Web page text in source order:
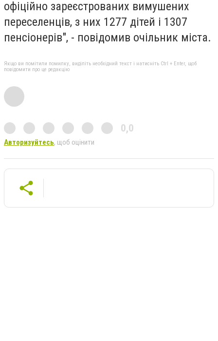
офіційно зареєстрованих вимушених
переселенців, з них 1277 дітей і 1307
пенсіонерів", - повідомив очільник міста.
Якщо ви помітили помилку, виділіть необхідний текст і натисніть Ctrl + Enter, щоб
повідомити про це редакцію
0,0
Авторизуйтесь, щоб оцінити